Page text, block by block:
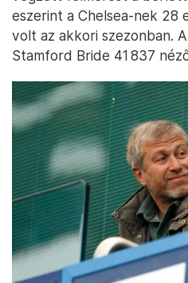
eszerint a Chelsea-nek 28
volt az akkori szezonban.
Stamford Bride 41 837